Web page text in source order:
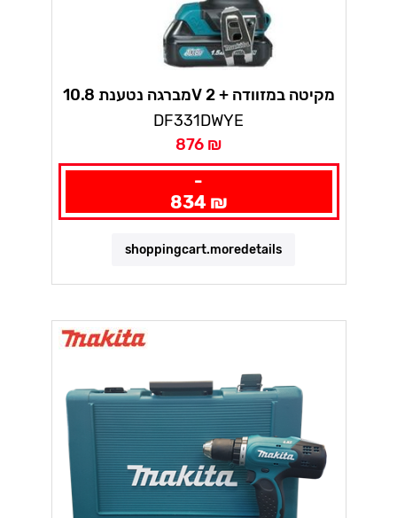
מברגה נטענת 10.8V מקיטה במזוודה + 2
סוללות 1.5AH ומטעןDF331DWYE
876 ₪
-
834 ₪
shoppingcart.moredetails